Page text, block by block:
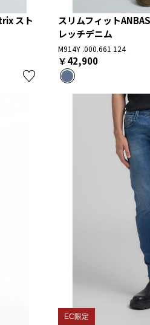
スト
スリムフィット
レッチデニム
M914Y .000.661 124
￥42,900
EC限定